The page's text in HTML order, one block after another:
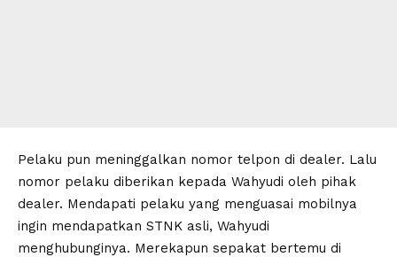
Pelaku pun meninggalkan nomor telpon di dealer. Lalu
nomor pelaku diberikan kepada Wahyudi oleh pihak
dealer. Mendapati pelaku yang menguasai mobilnya
ingin mendapatkan STNK asli, Wahyudi
menghubunginya. Merekapun sepakat bertemu di